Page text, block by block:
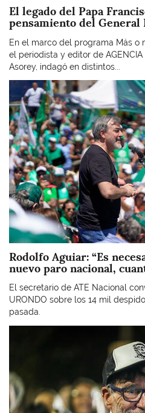
El legado del Papa
pensamiento del General
En el marco del programa Más o
el periodista y editor de AGENCIA
Asorey, indagó en distintos...
Imagen
Rodolfo Aguiar: “Es
nuevo paro nacional,
El secretario de ATE Nacional
URONDO sobre los 14 mil
pasada.